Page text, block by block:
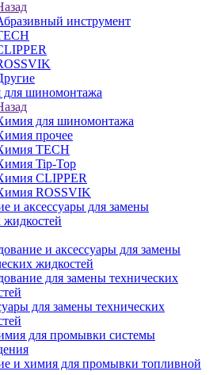
инструмент
шиномонтажа
для шиномонтажа
прочее
TECH
Tip-Top
CLIPPER
ROSSVIK
и аксессуары для замены
жидкостей
и аксессуары для замены
жидкостей
для замены технических
для замены технических
для промывки системы
и химия для промывки топливной